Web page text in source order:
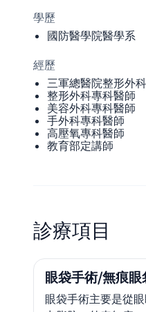
學歷
國防醫學院醫學系
經歷
三軍總醫院整形外
整形外科專科醫師
美容外科專科醫師
手外科專科醫師
高壓氧專科醫師
教育部定講師
診療項目
眼袋手術/無痕眼
眼袋手術主要是從